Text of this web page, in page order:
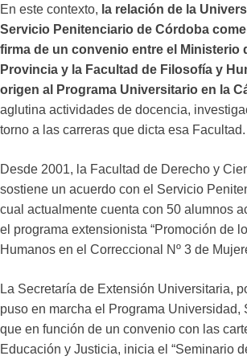
En este contexto, la relación de la
Servicio Penitenciario de Córdoba
firma de un convenio entre el Ministerio
Provincia y la Facultad de Filosofía y
origen al Programa Universitario en la
aglutina actividades de docencia,
torno a las carreras que dicta esa Facultad.
Desde 2001, la Facultad de Derecho y
sostiene un acuerdo con el Servicio
cual actualmente cuenta con 50 alumnos
el programa extensionista “Promoción de
Humanos en el Correccional Nº 3 de
La Secretaría de Extensión Universitaria,
puso en marcha el Programa Universidad,
que en función de un convenio con las
Educación y Justicia, inicia el “Seminario